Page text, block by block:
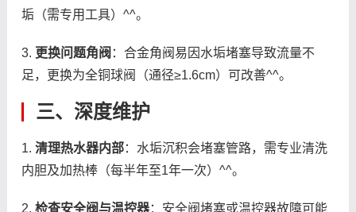
垢（需专用工具）^^。
3. 更换问题角阀 ：合金角阀易因水垢堵塞导致流量不
足，更换为全铜球阀（通径≥1.6cm）可改善^^。
三、深度维护
1. 清理热水器内部：水垢沉积会堵塞管路，需专业清洗
内胆及加热棒（每半年至1年一次）^^。
2. 检查安全阀与温控器：安全阀堵塞或温控器故障可能